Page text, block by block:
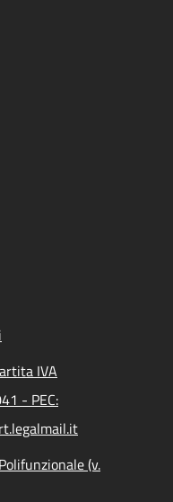
IVA
- PEC:
(v.